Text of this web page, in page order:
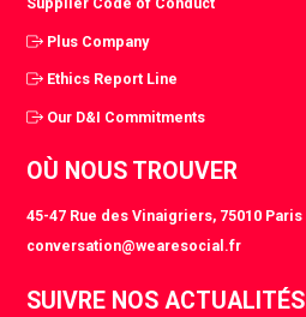
Plus Company
Ethics Report Line
Our D&I Commitments
OÙ NOUS TROUVER
45-47 Rue des Vinaigriers, 75010 Paris
conversation@wearesocial.fr
SUIVRE NOS ACTUALITÉS